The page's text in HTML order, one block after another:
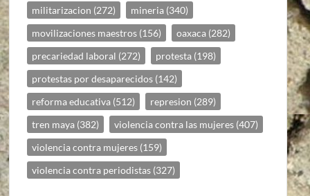
militarizacion (272) mineria (340)
movilizaciones maestros (156) oaxaca (282)
precariedad laboral (272) protesta (198)
protestas por desaparecidos (142)
reforma educativa (512) represion (289)
tren maya (382) violencia contra las mujeres (407)
violencia contra mujeres (159)
violencia contra periodistas (327)